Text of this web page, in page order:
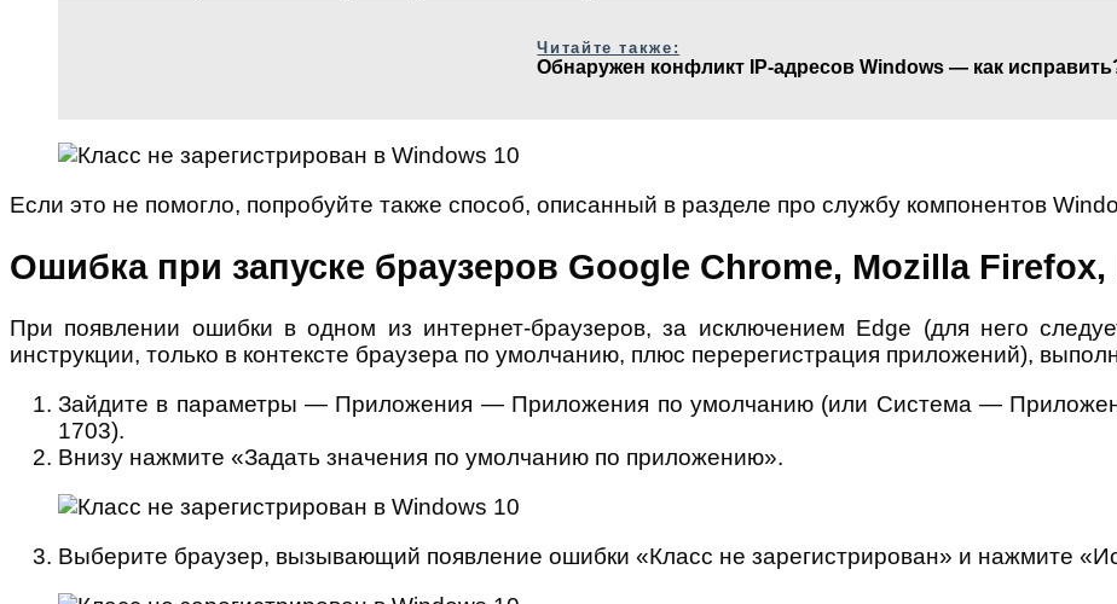
Читайте также:
Обнаружен конфликт IP-адресов Windows — как
Если это не помогло, попробуйте также способ, описанный в разделе про службу компонентов
Ошибка при запуске браузеров Google Chrome, Mozilla
При появлении ошибки в одном из интернет-браузеров, за исключением Edge (для него
инструкции, только в контексте браузера по умолчанию, плюс перерегистрация приложений),
Зайдите в параметры — Приложения — Приложения по умолчанию (или Система —
1703).
Внизу нажмите «Задать значения по умолчанию по приложению».
Выберите браузер, вызывающий появление ошибки «Класс не зарегистрирован» и нажмите